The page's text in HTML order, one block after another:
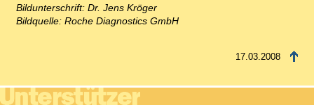
Bildunterschrift: Dr. Jens Kröger
Bildquelle: Roche Diagnostics GmbH
17.03.2008